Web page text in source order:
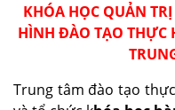
KHÓA HỌC QUẢN
HÌNH ĐÀO TẠO THỰC
Trung tâm đào tạo